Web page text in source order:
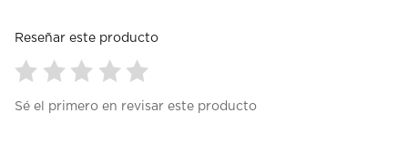
Reseñar este producto
paraparaparaparapara
Sé el primero en revisar este producto